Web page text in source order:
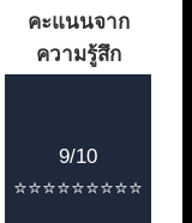
คะแนนจาก
ความรู้สึก
9/10
⭐⭐⭐⭐⭐⭐⭐⭐⭐